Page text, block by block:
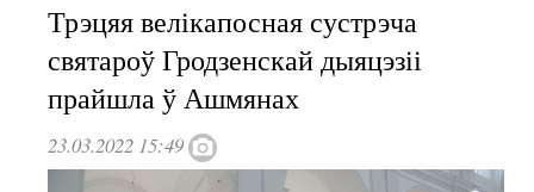
Трэцяя велікапосная сустрэча
святароў Гродзенскай дыяцэзіі
прайшла ў Ашмянах
23.03.2022 15:49